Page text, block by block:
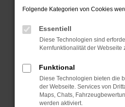
Prüfe deine
können das Laden
verhindern. Funktioniert
anderen Browser oder in
Starte dein Gerät neu.
Das kann manchmal
Probleme zu beheben.
Folgende Kategorien von Cookies
Essentiell
Diese Technologien sind
Kernfunktionalität der Webseite
Funktional
Diese Technologien bieten die
der Webseite. Services von
Maps, Chats,
werden aktiviert.